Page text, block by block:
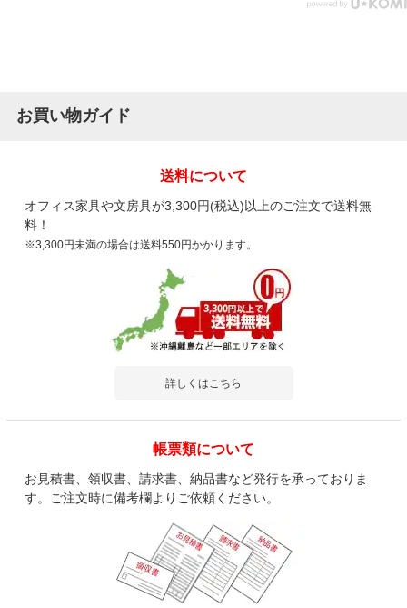
お買い物ガイド
送料について
オフィス家具や文房具が3,300円(税込)以上のご注文で送料無
料！
※3,300円未満の場合は送料550円かかります。
詳しくはこちら
帳票類について
お見積書、領収書、請求書、納品書など発行を承っておりま
す。ご注文時に備考欄よりご依頼ください。